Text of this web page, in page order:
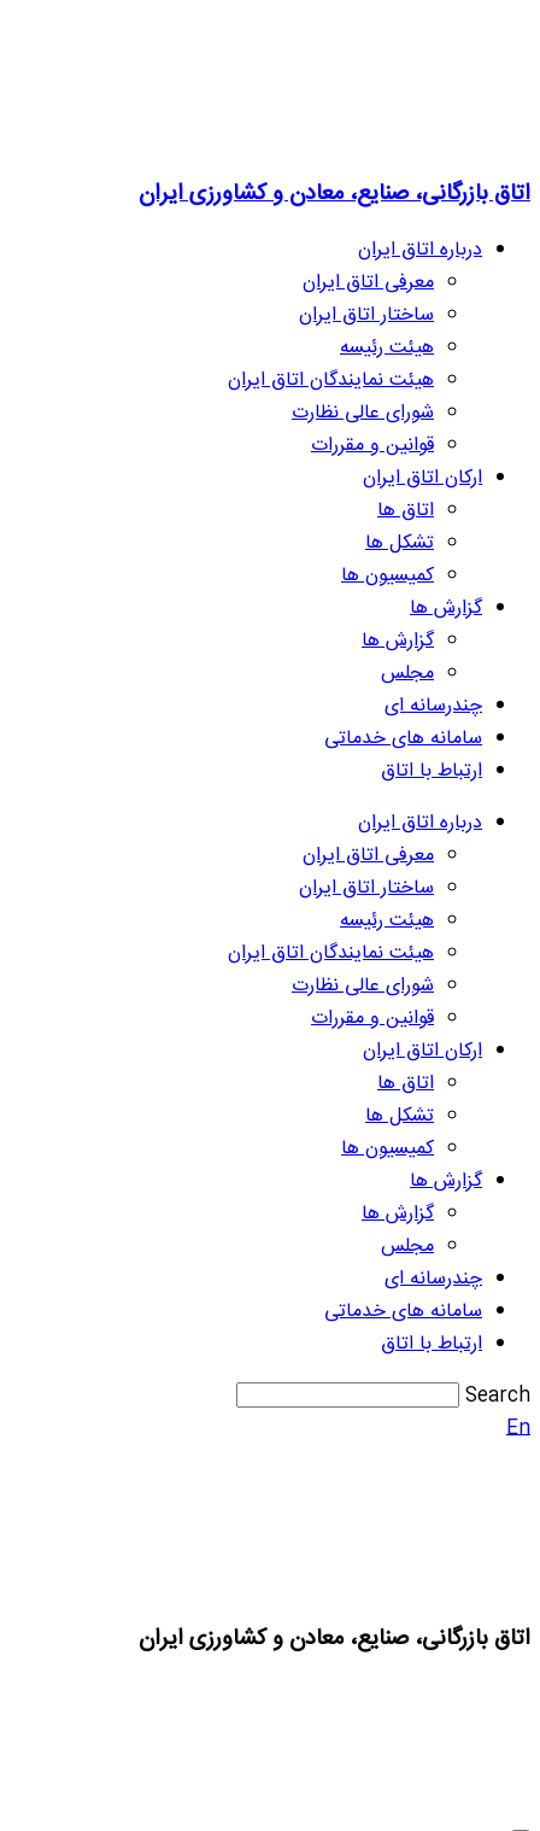
اتاق بازرگانی، صنایع، معادن و کشاورزی ایران
درباره اتاق ایران
معرفی اتاق ایران
ساختار اتاق ایران
هیئت رئیسه
هیئت نمایندگان اتاق ایران
شورای عالی نظارت
قوانین و مقررات
ارکان اتاق ایران
اتاق ها
تشکل ها
کمیسیون ها
گزارش ها
گزارش ها
مجلس
چندرسانه ای
سامانه های خدماتی
ارتباط با اتاق
درباره اتاق ایران
معرفی اتاق ایران
ساختار اتاق ایران
هیئت رئیسه
هیئت نمایندگان اتاق ایران
شورای عالی نظارت
قوانین و مقررات
ارکان اتاق ایران
اتاق ها
تشکل ها
کمیسیون ها
گزارش ها
گزارش ها
مجلس
چندرسانه ای
سامانه های خدماتی
ارتباط با اتاق
Search
En
اتاق بازرگانی، صنایع، معادن و کشاورزی ایران